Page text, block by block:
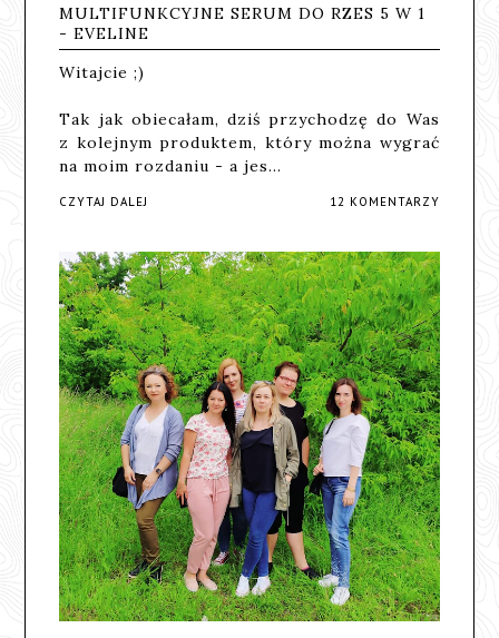
MULTIFUNKCYJNE SERUM DO RZES 5 W 1
- EVELINE
Witajcie ;)
Tak jak obiecałam, dziś przychodzę do Was
z kolejnym produktem, który można wygrać
na moim rozdaniu - a jes…
CZYTAJ DALEJ 12 KOMENTARZY